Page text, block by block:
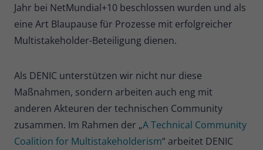
Jahr bei NetMundial+10 beschlossen wurden und als
eine Art Blaupause für Prozesse mit erfolgreicher
Multistakeholder-Beteiligung dienen.
Als DENIC unterstützen wir nicht nur diese
Maßnahmen, sondern arbeiten auch eng mit
anderen Akteuren der technischen Community
zusammen. Im Rahmen der „A Technical Community
Coalition for Multistakeholderism“ arbeitet DENIC